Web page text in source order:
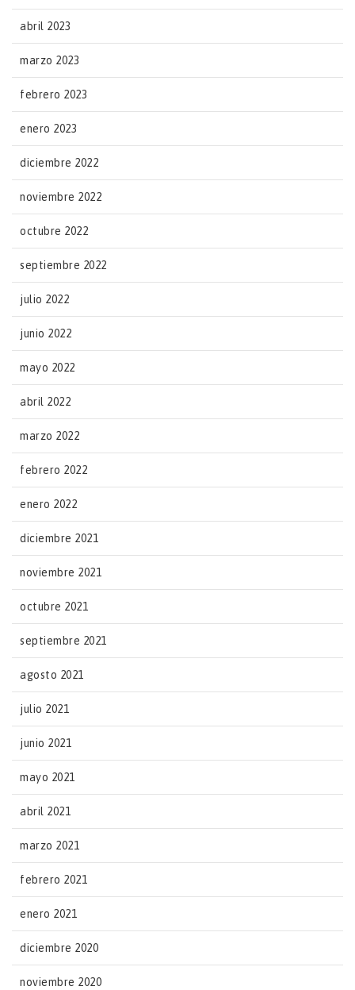
abril 2023
marzo 2023
febrero 2023
enero 2023
diciembre 2022
noviembre 2022
octubre 2022
septiembre 2022
julio 2022
junio 2022
mayo 2022
abril 2022
marzo 2022
febrero 2022
enero 2022
diciembre 2021
noviembre 2021
octubre 2021
septiembre 2021
agosto 2021
julio 2021
junio 2021
mayo 2021
abril 2021
marzo 2021
febrero 2021
enero 2021
diciembre 2020
noviembre 2020